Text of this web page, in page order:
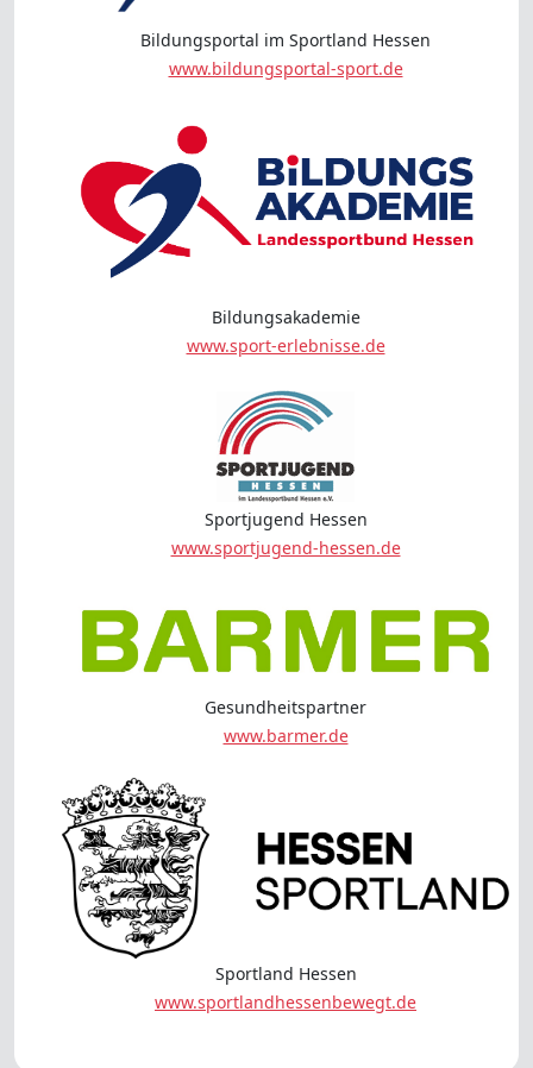
Bildungsportal im Sportland Hessen
www.bildungsportal-sport.de
Bildungsakademie
www.sport-erlebnisse.de
Sportjugend Hessen
www.sportjugend-hessen.de
Gesundheitspartner
www.barmer.de
Sportland Hessen
www.sportlandhessenbewegt.de